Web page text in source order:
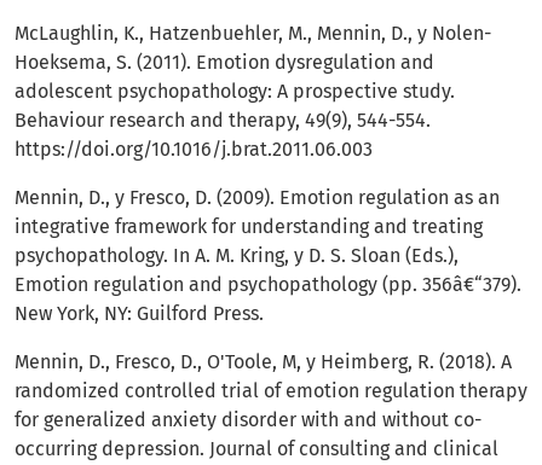
McLaughlin, K., Hatzenbuehler, M., Mennin, D., y Nolen-
Hoeksema, S. (2011). Emotion dysregulation and
adolescent psychopathology: A prospective study.
Behaviour research and therapy, 49(9), 544-554.
https://doi.org/10.1016/j.brat.2011.06.003
Mennin, D., y Fresco, D. (2009). Emotion regulation as an
integrative framework for understanding and treating
psychopathology. In A. M. Kring, y D. S. Sloan (Eds.),
Emotion regulation and psychopathology (pp. 356â€“379).
New York, NY: Guilford Press.
Mennin, D., Fresco, D., O'Toole, M, y Heimberg, R. (2018). A
randomized controlled trial of emotion regulation therapy
for generalized anxiety disorder with and without co-
occurring depression. Journal of consulting and clinical